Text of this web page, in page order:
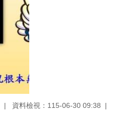
資料檢視：115-06-30 09:38